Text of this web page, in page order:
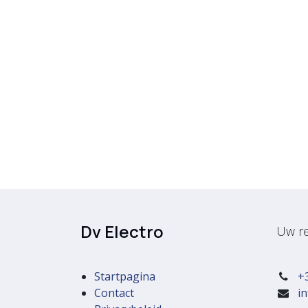
Dv Electro Uw
Startpagina
Contact